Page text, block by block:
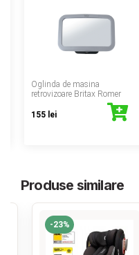
Oglinda de masina
retrovizoare Britax Romer
155 lei
Produse similare
-23%